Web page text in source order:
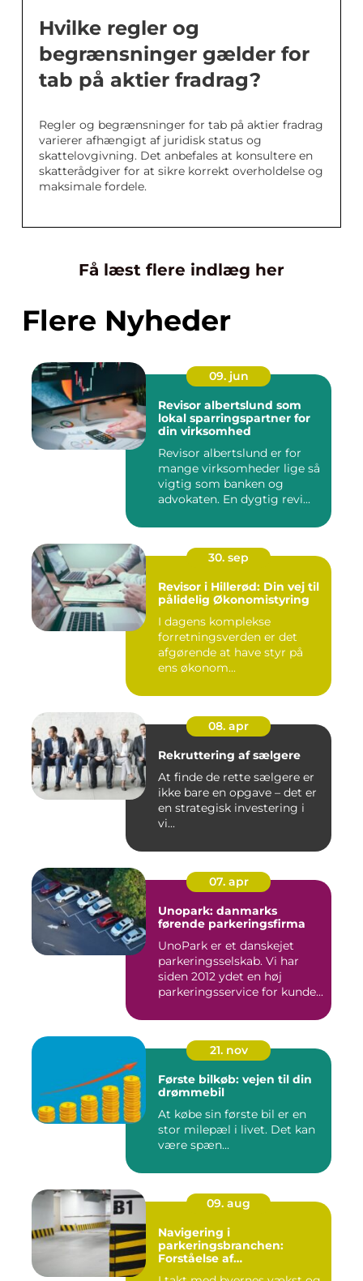
Hvilke regler og
begrænsninger gælder for
tab på aktier fradrag?
Regler og begrænsninger for tab på aktier fradrag
varierer afhængigt af juridisk status og
skattelovgivning. Det anbefales at konsultere en
skatterådgiver for at sikre korrekt overholdelse og
maksimale fordele.
Få læst flere indlæg her
Flere Nyheder
09. jun
Revisor albertslund som
lokal sparringspartner for
din virksomhed
Revisor albertslund er for
mange virksomheder lige så
vigtig som banken og
advokaten. En dygtig revi...
30. sep
Revisor i Hillerød: Din vej til
pålidelig Økonomistyring
I dagens komplekse
forretningsverden er det
afgørende at have styr på
ens økonom...
08. apr
Rekruttering af sælgere
At finde de rette sælgere er
ikke bare en opgave – det er
en strategisk investering i
vi...
07. apr
Unopark: danmarks
førende parkeringsfirma
UnoPark er et danskejet
parkeringsselskab. Vi har
siden 2012 ydet en høj
parkeringsservice for kunde...
21. nov
Første bilkøb: vejen til din
drømmebil
At købe sin første bil er en
stor milepæl i livet. Det kan
være spæn...
09. aug
Navigering i
parkeringsbranchen:
Forståelse af